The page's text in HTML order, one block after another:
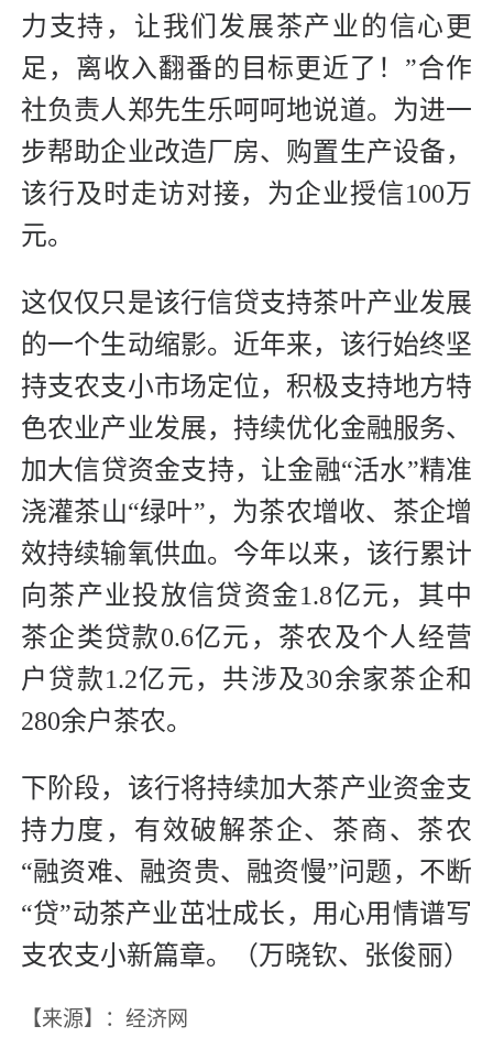
力支持，让我们发展茶产业的信心更
足，离收入翻番的目标更近了！”合作
社负责人郑先生乐呵呵地说道。为进一
步帮助企业改造厂房、购置生产设备，
该行及时走访对接，为企业授信100万
元。
这仅仅只是该行信贷支持茶叶产业发展
的一个生动缩影。近年来，该行始终坚
持支农支小市场定位，积极支持地方特
色农业产业发展，持续优化金融服务、
加大信贷资金支持，让金融“活水”精准
浇灌茶山“绿叶”，为茶农增收、茶企增
效持续输氧供血。今年以来，该行累计
向茶产业投放信贷资金1.8亿元，其中
茶企类贷款0.6亿元，茶农及个人经营
户贷款1.2亿元，共涉及30余家茶企和
280余户茶农。
下阶段，该行将持续加大茶产业资金支
持力度，有效破解茶企、茶商、茶农
“融资难、融资贵、融资慢”问题，不断
“贷”动茶产业茁壮成长，用心用情谱写
支农支小新篇章。（万晓钦、张俊丽）
【来源】：经济网